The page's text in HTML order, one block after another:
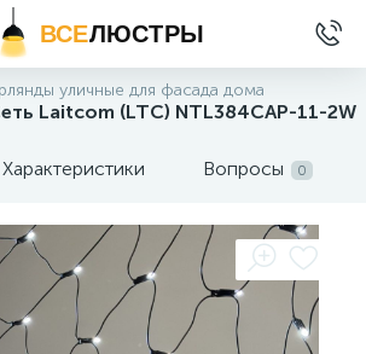
ВСЕЛЮСТРЫ
уличные для фасада дома
Laitcom (LTC) NTL384CAP-11-2W
Характеристики Вопросы 0